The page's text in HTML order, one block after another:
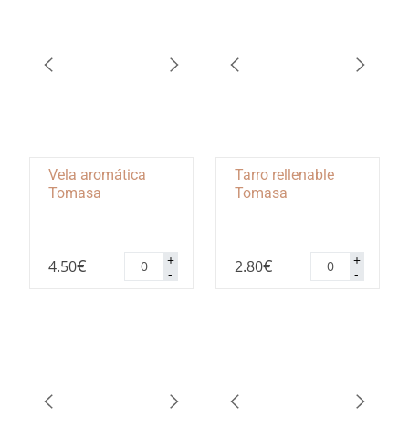
Vela aromática
Tomasa
4.50€ -
Vela
aromática
Tomasa
+
Tarro rellenable
Tomasa
2.80€ -
Tarro
rellenable
Tomasa
+